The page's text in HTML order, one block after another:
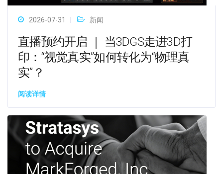
2026-07-31 新闻
直播预约开启 ｜ 当3DGS走进3D打
印：“视觉真实”如何转化为“物理真
实”？
阅读详情